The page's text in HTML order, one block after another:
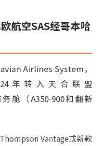
航空SAS经哥本哈
Airlines System，
年转入天合联盟
舱（A350-900和翻新
Vantage或新款